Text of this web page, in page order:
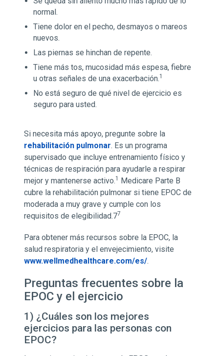
normal.
Tiene dolor en el pecho, desmayos o mareos
nuevos.
Las piernas se hinchan de repente.
Tiene más tos, mucosidad más espesa, fiebre
u otras señales de una exacerbación.1
No está seguro de qué nivel de ejercicio es
seguro para usted.
Si necesita más apoyo, pregunte sobre la
rehabilitación pulmonar. Es un programa
supervisado que incluye entrenamiento físico y
técnicas de respiración para ayudarle a respirar
mejor y mantenerse activo.1 Medicare Parte B
cubre la rehabilitación pulmonar si tiene EPOC de
moderada a muy grave y cumple con los
requisitos de elegibilidad.77
Para obtener más recursos sobre la EPOC, la
salud respiratoria y el envejecimiento, visite
www.wellmedhealthcare.com/es/.
Preguntas frecuentes sobre la
EPOC y el ejercicio
1) ¿Cuáles son los mejores
ejercicios para las personas con
EPOC?